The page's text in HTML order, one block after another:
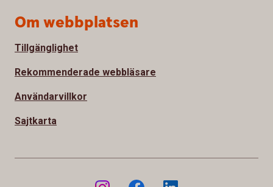
Om webbplatsen
Tillgänglighet
Rekommenderade webbläsare
Användarvillkor
Sajtkarta